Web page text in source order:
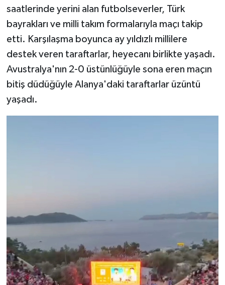
saatlerinde yerini alan futbolseverler, Türk
bayrakları ve milli takım formalarıyla maçı takip
etti. Karşılaşma boyunca ay yıldızlı millilere
destek veren taraftarlar, heyecanı birlikte yaşadı.
Avustralya'nın 2-0 üstünlüğüyle sona eren maçın
bitiş düdüğüyle Alanya'daki taraftarlar üzüntü
yaşadı.